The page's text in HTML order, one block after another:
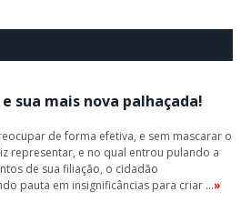
sua mais nova palhaçada!
de forma efetiva, e sem mascarar o
representar, e no qual entrou pulando a
de sua filiação, o cidadão
pauta em insignificâncias para criar …»